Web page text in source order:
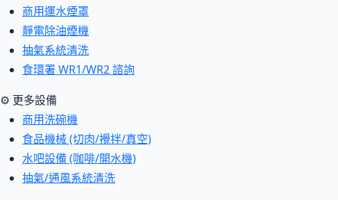
商用運水煙罩
靜電除油煙機
抽氣系統清洗
食環署 WR1/WR2 諮詢
⚙ 更多設備
商用洗碗機
食品機械 (切肉/攪拌/真空)
水吧設備 (咖啡/開水機)
抽氣/通風系統清洗